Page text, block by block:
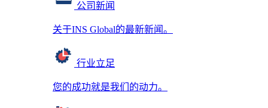
公司新闻
关于INS Global的最新新闻。
行业立足
您的成功就是我们的动力。